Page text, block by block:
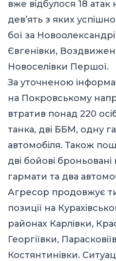
вже відбулося 18
дев’ять з яких
бої за
Євгенівки,
Новоселівки Першої.
За уточненою
на Покровському
втратив понад 220
танка, дві ББМ, одну
автомобіля. Також
дві бойові
гармати та два
Агресор продовжує
позиції на
районах Карлівки,
Георгіївки,
Костянтинівки.